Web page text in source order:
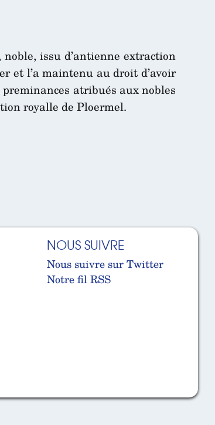
issu d’antienne extraction
et l’a maintenu au droit d’avoir
atribués aux nobles
royalle de Ploermel.
NOUS SUIVRE
Nous suivre sur Twitter
Notre fil RSS